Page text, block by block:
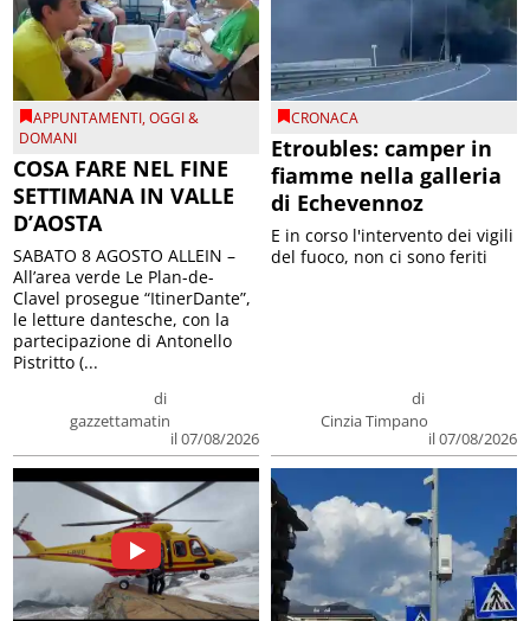
APPUNTAMENTI,OGGI &
DOMANI
COSA FARE NEL FINE
SETTIMANA IN VALLE
D’AOSTA
di
gazzettamatin
il 07/08/2026
SABATO 8 AGOSTO ALLEIN –
All’area verde Le Plan-de-
Clavel prosegue “ItinerDante”,
le letture dantesche, con la
partecipazione di Antonello
Pistritto (...
CRONACA
Etroubles: camper in
fiamme nella galleria
di Echevennoz
di
Cinzia Timpano
il 07/08/2026
E in corso l'intervento dei vigili
del fuoco, non ci sono feriti